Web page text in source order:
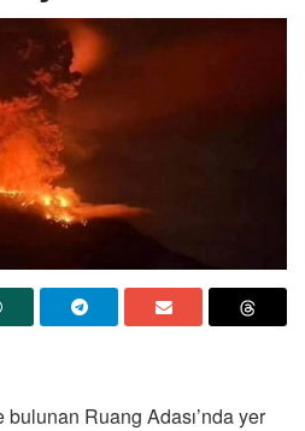
bulunan Ruang Adası’nda yer